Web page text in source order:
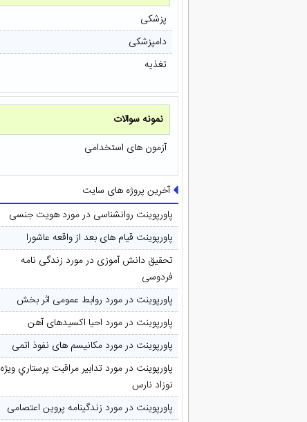
پزشکی
دامپزشکی
تغذیه
نمونه سوالات
آزمون های استخدامی
آخرین پروژه های سایت
پاورپوینت روانشناسی در مورد هویت جنسی
پاورپوینت قیام های بعد از واقعه عاشورا
تحقیق دانش آموزی در مورد زندگی نامه
فردوسی
پاورپوینت در مورد روابط عمومی اثر بخش
پاورپوینت در مورد احیا اکسیدهای آهن
پاورپوینت در مورد مکانیسم های نفوذ اتمی
پاورپوینت در مورد تدابیر مراقبت پرستاري ويژه
نوزاد نارس
پاورپوینت در مورد زندگینامه پروین اعتصامی